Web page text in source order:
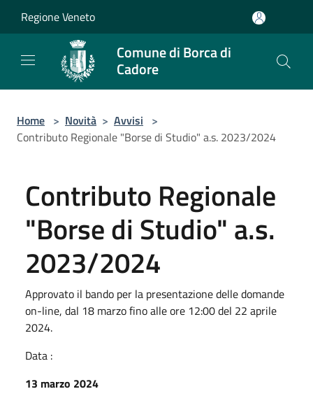
Regione Veneto
Comune di Borca di
Cadore
Home > Novità > Avvisi >
Contributo Regionale "Borse di Studio" a.s. 2023/2024
Contributo Regionale
"Borse di Studio" a.s.
2023/2024
Approvato il bando per la presentazione delle domande
on-line, dal 18 marzo fino alle ore 12:00 del 22 aprile
2024.
Data :
13 marzo 2024